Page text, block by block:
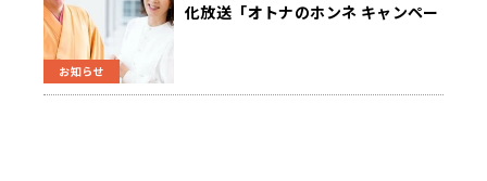
お知らせ
化放送「オトナのホンネ キャンペー